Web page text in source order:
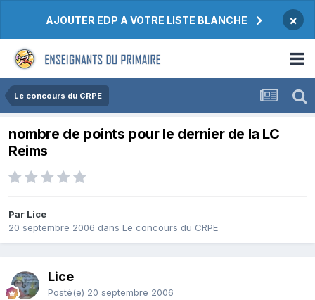
AJOUTER EDP A VOTRE LISTE BLANCHE ×
Le concours du CRPE
nombre de points pour le dernier de la LC
Reims
Par Lice
20 septembre 2006 dans Le concours du CRPE
Lice
Posté(e) 20 septembre 2006